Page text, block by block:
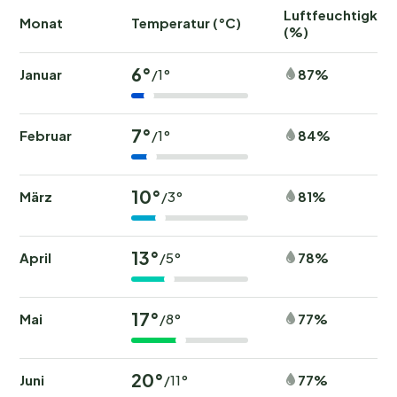
Monat Temperatur (°C)
Luftfeuchtigkeit
(%)
Januar 6°/1° 87%
Februar 7°/1° 84%
März 10°/3° 81%
April 13°/5° 78%
Mai 17°/8° 77%
Juni 20°/11° 77%